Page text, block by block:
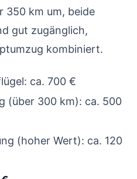
350 km um, beide
gut zugänglich,
kombiniert.
ca. 700 €
(über 300 km): ca. 500
(hoher Wert): ca. 120